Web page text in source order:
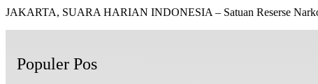
JAKARTA, SUARA HARIAN INDONESIA – Satuan Reserse
Populer Pos